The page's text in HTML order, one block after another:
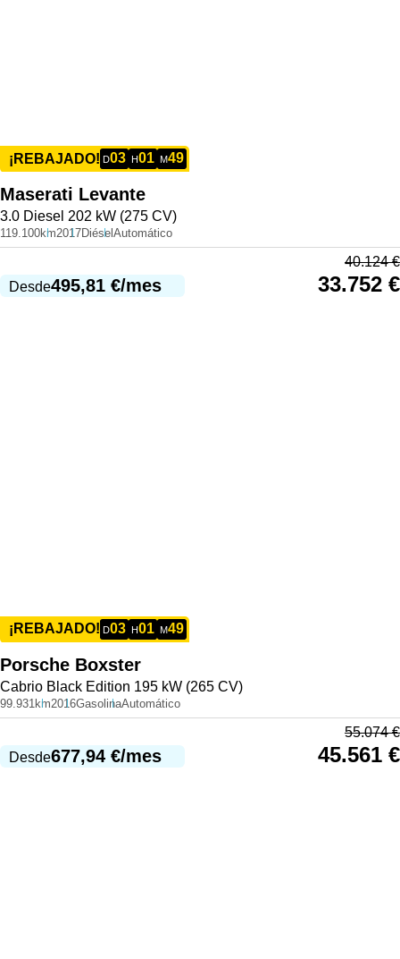
¡REBAJADO! D03 H01 M49
Maserati Levante
3.0 Diesel 202 kW (275 CV)
119.100km2017Diésel Automático
Desde495,81 €/mes
40.124€
33.752 €
¡REBAJADO! D03 H01 M49
Porsche Boxster
Cabrio Black Edition 195 kW (265 CV)
99.931km2016GasolinaAutomático
Desde677,94 €/mes
55.074€
45.561 €